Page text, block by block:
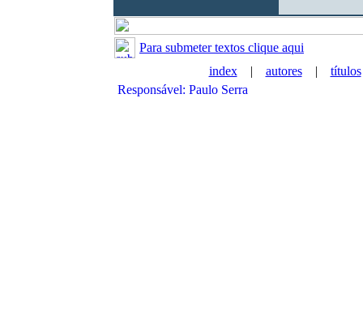
Para submeter textos clique aqui
index| autores| títulos